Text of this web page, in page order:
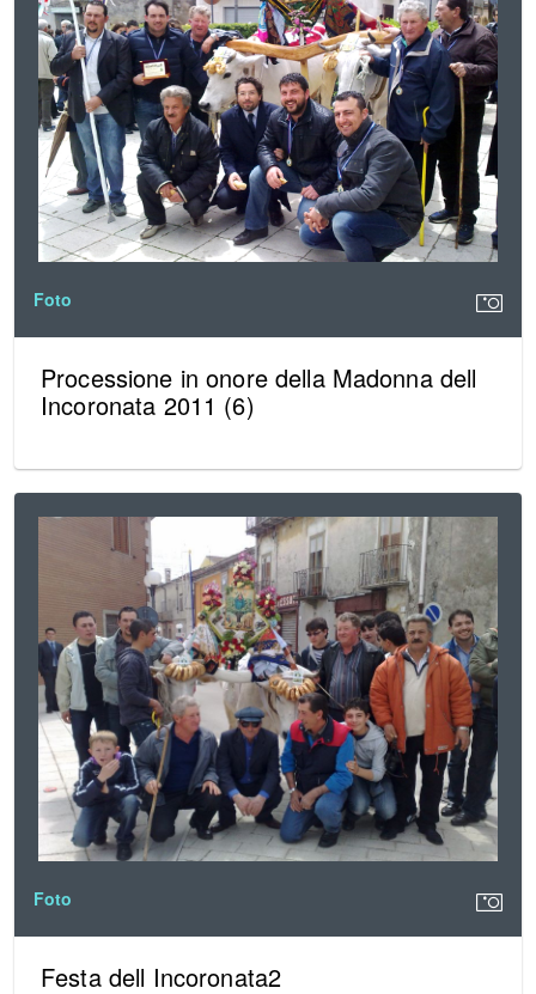
Foto
Processione in onore della Madonna dell
Incoronata 2011 (6)
Foto
Festa dell Incoronata2